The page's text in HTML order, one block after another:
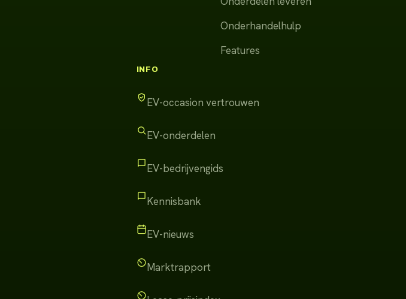
Onderhandelhulp
Features
INFO
EV-occasion vertrouwen
EV-onderdelen
EV-bedrijvengids
Kennisbank
EV-nieuws
Marktrapport